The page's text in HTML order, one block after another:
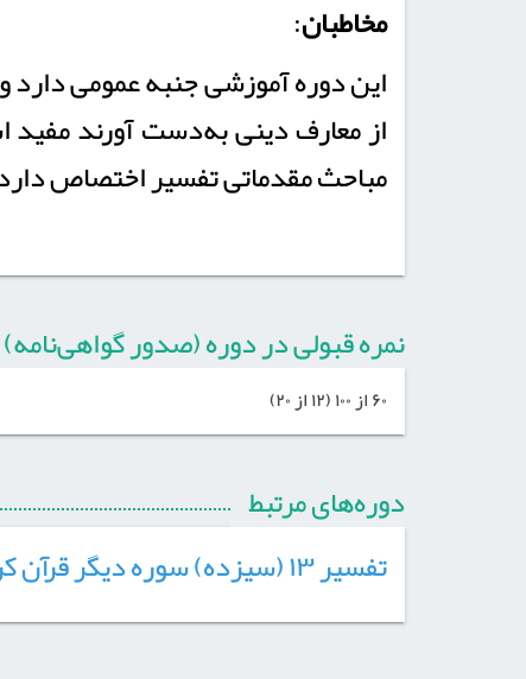
مخاطبان:
این دوره آموزشی جنبه عمومی دارد
از معارف دینی به‌دست آورند
مباحث مقدماتی تفسیر اختصاص
نمره قبولی در دوره (صدور گواهی‌نامه)
۶۰ از ۱۰۰ (۱۲ از ۲۰)
دوره‌های مرتبط
تفسیر ۱۳ (سیزده) سوره دیگر قرآن کریم به همراه دوره «مقدمات تفسیر قرآن»